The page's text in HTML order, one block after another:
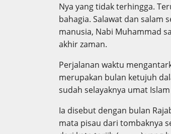
Nya yang tidak terhingga.
bahagia. Salawat dan salam
manusia, Nabi Muhammad
akhir zaman.
Perjalanan waktu
merupakan bulan ketujuh
sudah selayaknya umat
Ia disebut dengan bulan
mata pisau dari tombaknya